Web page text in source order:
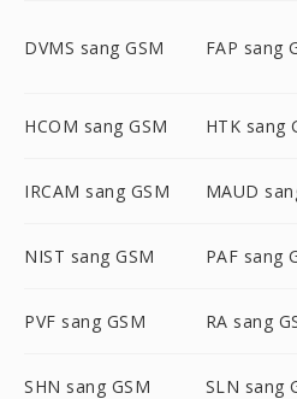
DVMS sang GSM FAP sang
HCOM sang GSM HTK sang
IRCAM sang GSM MAUD
NIST sang GSM PAF sang
PVF sang GSM RA sang
SHN sang GSM SLN sang